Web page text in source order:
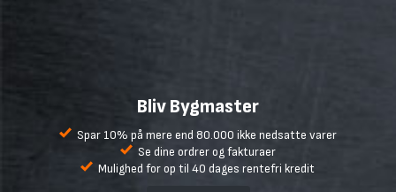
Bliv Bygmaster
Spar 10% på mere end 80.000 ikke nedsatte varer
Se dine ordrer og fakturaer
Mulighed for op til 40 dages rentefri kredit